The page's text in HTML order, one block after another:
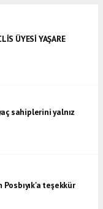
ÜYESİ YAŞARE
sahiplerini yalnız
teşekkür